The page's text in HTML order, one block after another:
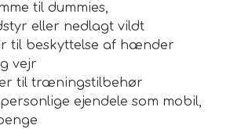
til dummies,
eller nedlagt vildt
til beskyttelse af hænder
vejr
til træningstilbehør
ejendele som mobil,